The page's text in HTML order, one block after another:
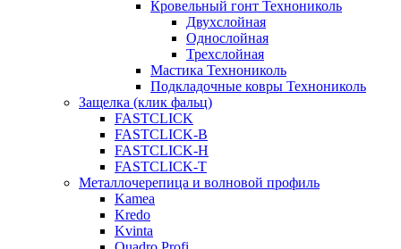
Кровельный гонт Технониколь
Двухслойная
Однослойная
Трехслойная
Мастика Технониколь
Подкладочные ковры Технониколь
Защелка (клик фальц)
FASTCLICK
FASTCLICK-B
FASTCLICK-H
FASTCLICK-T
Металлочерепица и волновой профиль
Kamea
Kredo
Kvinta